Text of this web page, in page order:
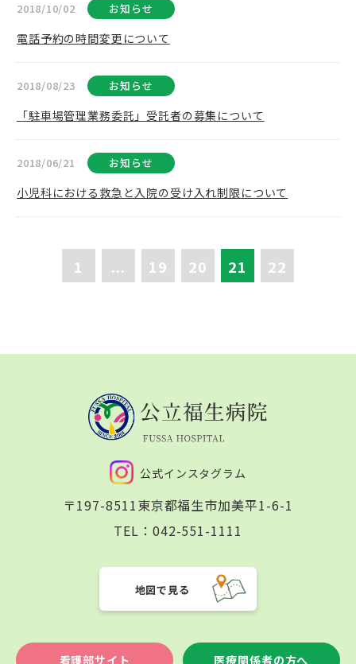
2018/10/02 お知らせ
電話予約の時間変更について
2018/08/23 お知らせ
「駐車場管理業務委託」受託者の募集について
2018/06/21 お知らせ
小児科における救急と入院の受け入れ制限について
1 ... 19 20 21 22
公式インスタグラム
〒197-8511東京都福生市加美平1-6-1
TEL： 042-551-1111
地図で見る
看護部サイト 医療関係者の方へ